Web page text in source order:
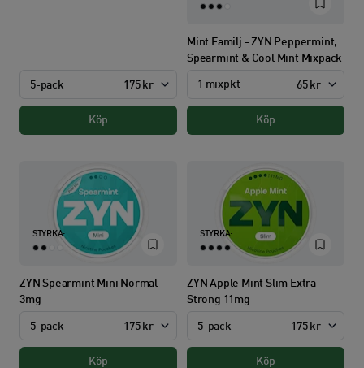
5-pack 175 kr
Köp
Mint Familj - ZYN Peppermint,
Spearmint & Cool Mint Mixpack
1 mixpkt 65 kr
Köp
STYRKA:
ZYN Spearmint Mini Normal
3mg
5-pack 175 kr
Köp
STYRKA:
ZYN Apple Mint Slim Extra
Strong 11mg
5-pack 175 kr
Köp